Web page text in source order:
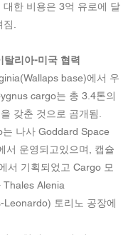
대한 비용은 3억 유로에 달
짐.
탈리아-미국 협력
base)에서 우
cargo는 총 3.4톤의
갖춘 것으로 곰개됨.
나사 Goddard Space
서 운영되고있으며, 캡슐
서 기획되었고 Cargo 모
Thales Alenia
Leonardo) 토리노 공장에